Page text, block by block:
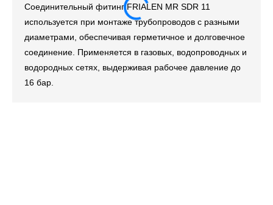
Соединительный фитинг FRIALEN MR SDR 11
используется при монтаже трубопроводов с разными
диаметрами, обеспечивая герметичное и долговечное
соединение. Применяется в газовых, водопроводных и
водородных сетях, выдерживая рабочее давление до
16 бар.